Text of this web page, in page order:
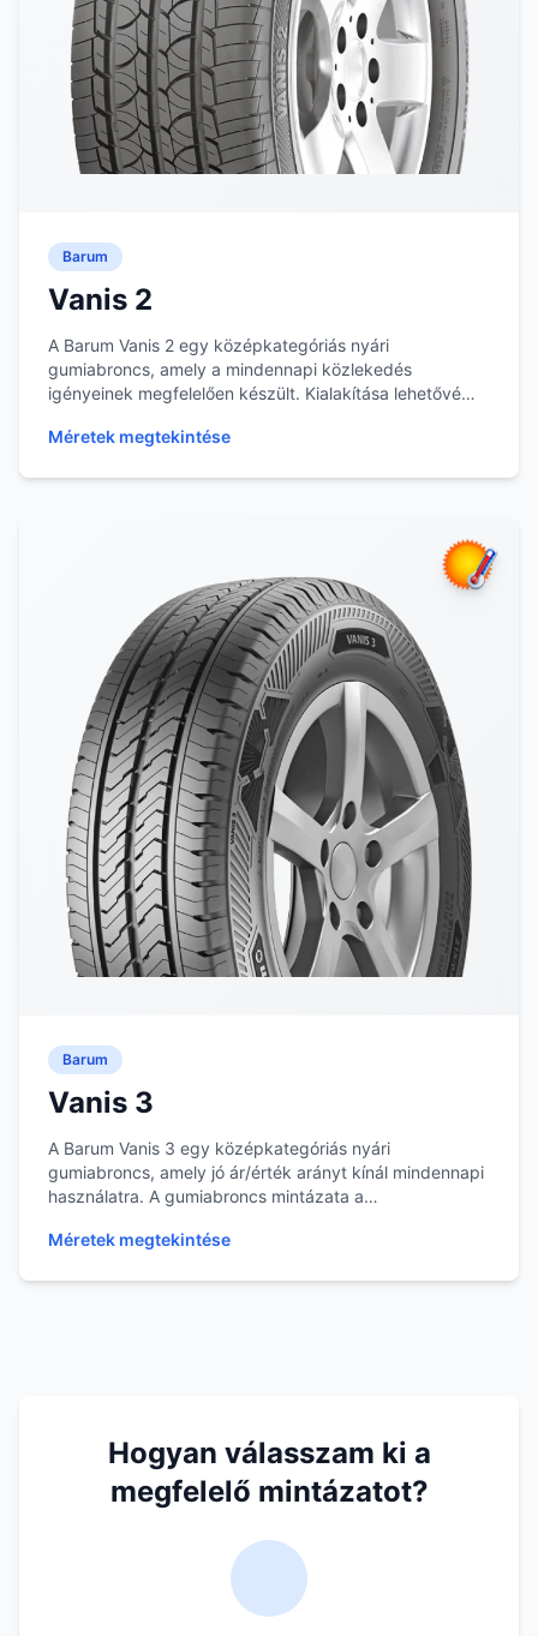
Barum
Vanis 2
A Barum Vanis 2 egy középkategóriás nyári
gumiabroncs, amely a mindennapi közlekedés
igényeinek megfelelően készült. Kialakítása lehetővé
Méretek megtekintése
Barum
Vanis 3
A Barum Vanis 3 egy középkategóriás nyári
gumiabroncs, amely jó ár/érték arányt kínál mindennapi
használatra. A gumiabroncs mintázata a
Méretek megtekintése
Hogyan válasszam ki a
megfelelő mintázatot?